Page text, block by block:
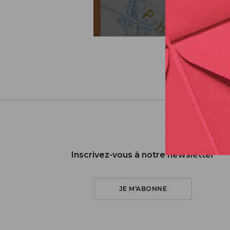
Inscrivez-vous à notre newsletter
JE M'ABONNE